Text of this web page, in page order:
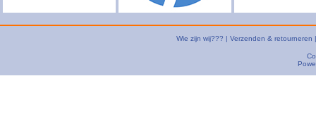
Wie zijn wij??? | Verzenden & retourneren